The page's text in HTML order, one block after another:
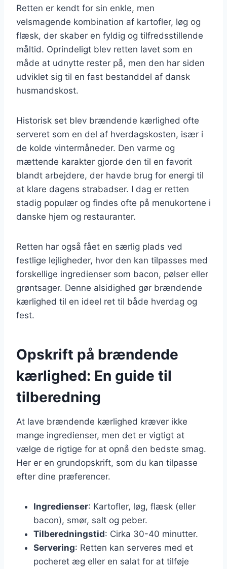
Retten er kendt for sin enkle, men
velsmagende kombination af kartofler, løg og
flæsk, der skaber en fyldig og tilfredsstillende
måltid. Oprindeligt blev retten lavet som en
måde at udnytte rester på, men den har siden
udviklet sig til en fast bestanddel af dansk
husmandskost.
Historisk set blev brændende kærlighed ofte
serveret som en del af hverdagskosten, især i
de kolde vintermåneder. Den varme og
mættende karakter gjorde den til en favorit
blandt arbejdere, der havde brug for energi til
at klare dagens strabadser. I dag er retten
stadig populær og findes ofte på menukortene i
danske hjem og restauranter.
Retten har også fået en særlig plads ved
festlige lejligheder, hvor den kan tilpasses med
forskellige ingredienser som bacon, pølser eller
grøntsager. Denne alsidighed gør brændende
kærlighed til en ideel ret til både hverdag og
fest.
Opskrift på brændende
kærlighed: En guide til
tilberedning
At lave brændende kærlighed kræver ikke
mange ingredienser, men det er vigtigt at
vælge de rigtige for at opnå den bedste smag.
Her er en grundopskrift, som du kan tilpasse
efter dine præferencer.
Ingredienser: Kartofler, løg, flæsk (eller
bacon), smør, salt og peber.
Tilberedningstid: Cirka 30-40 minutter.
Servering: Retten kan serveres med et
pocheret æg eller en salat for at tilføje